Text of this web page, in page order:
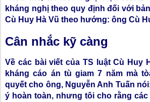
kháng nghị theo quy định đối với
Cù Huy Hà Vũ theo hướng: ông Cù
Cân nhắc kỹ càng
Về các bài viết của TS luật Cù Huy
kháng cáo án tù giam 7 năm mà
quyết cho ông, Nguyễn Anh Tuấn
ý hoàn toàn, nhưng tôi cho rằng